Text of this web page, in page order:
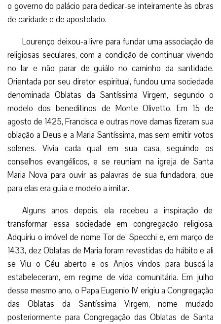
o governo do palácio para dedicar-se inteiramente às obras
de caridade e de apostolado.
Lourenço deixou-a livre para fundar uma associação de
religiosas seculares, com a condição de continuar vivendo
no lar e não parar de guiálo no caminho da santidade.
Orientada por seu diretor espiritual, fundou uma sociedade
denominada Oblatas da Santíssima Virgem, segundo o
modelo dos beneditinos de Monte Olivetto. Em 15 de
agosto de 1425, Francisca e outras nove damas fizeram sua
oblação a Deus e a Maria Santíssima, mas sem emitir votos
solenes. Vivia cada qual em sua casa, seguindo os
conselhos evangélicos, e se reuniam na igreja de Santa
Maria Nova para ouvir as palavras de sua fundadora, que
para elas era guia e modelo a imitar.
Alguns anos depois, ela recebeu a inspiração de
transformar essa sociedade em congregação religiosa.
Adquiriu o imóvel de nome Tor de’ Specchi e, em março de
1433, dez Oblatas de Maria foram revestidas do hábito e ali
se Viu o Céu aberto e os Anjos vindos para buscá-la
estabeleceram, em regime de vida comunitária. Em julho
desse mesmo ano, o Papa Eugenio IV erigiu a Congregação
das Oblatas da Santíssima Virgem, nome mudado
posteriormente para Congregação das Oblatas de Santa